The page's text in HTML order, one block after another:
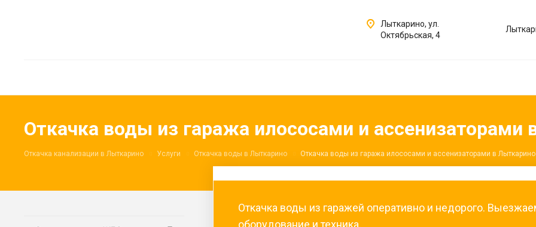
Лыткарино, ул.
Октябрьская, 4
Откачка воды из гаража илососами и ассенизаторами
Откачка канализации в Лыткарино Услуги Откачка воды в Лыткарино Откачка воды из гаража илососами и ассенизаторами в Лыткарино
Откачка воды из гаражей оперативно и недорого.
оборудование и техника.